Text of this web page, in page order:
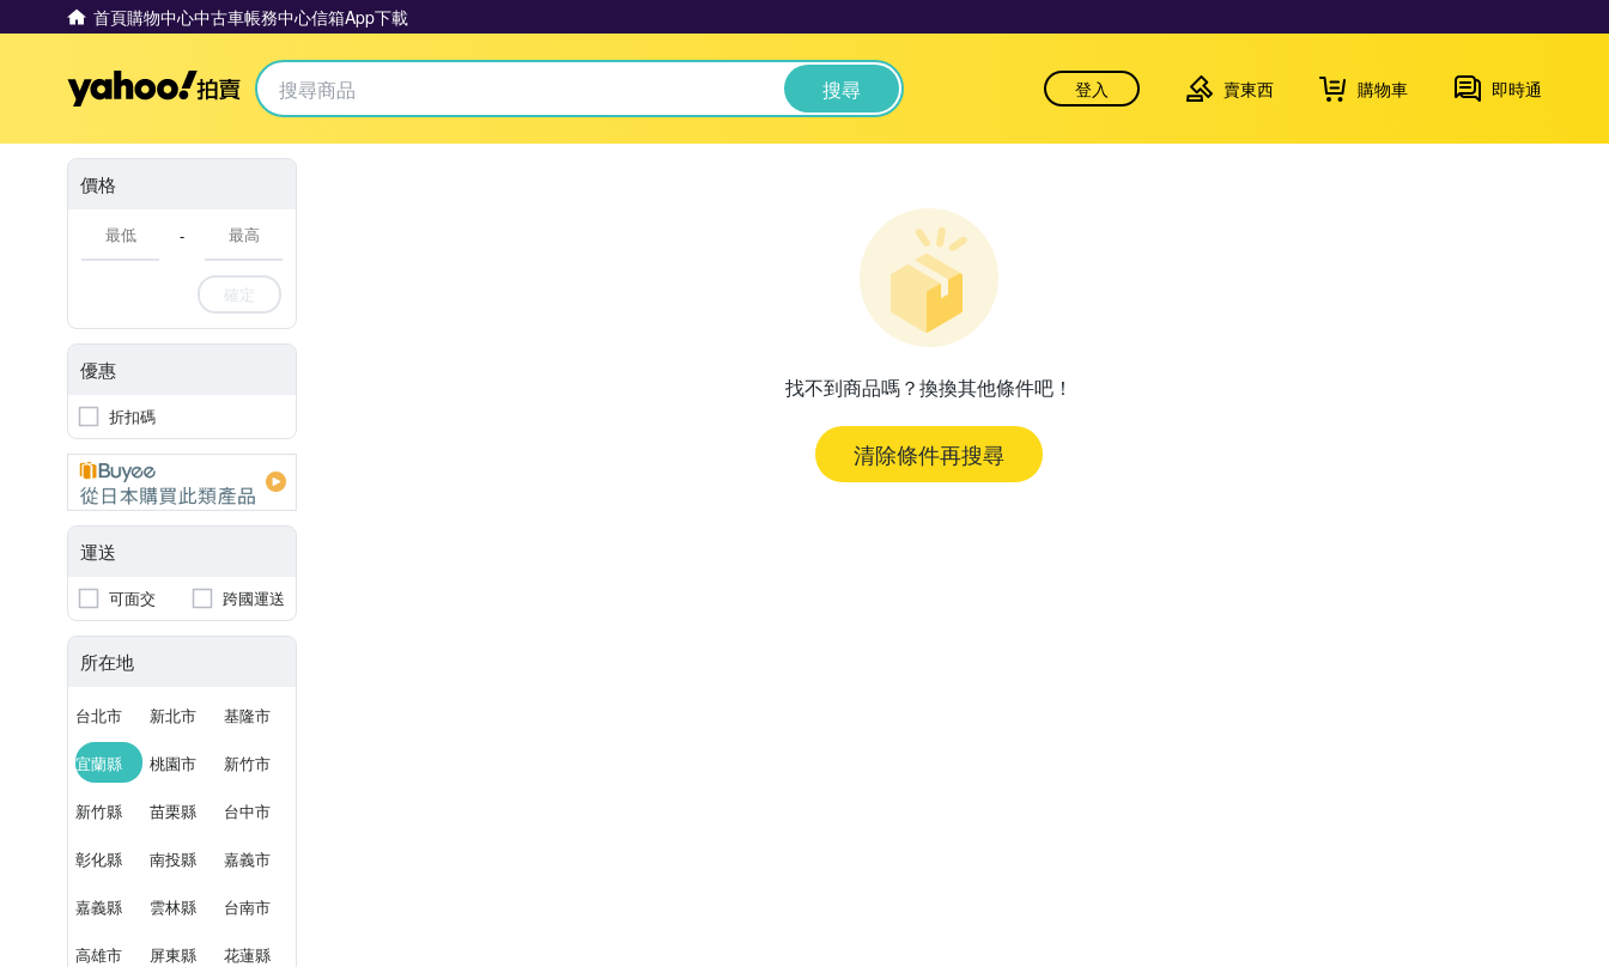
首頁購物中心中古車帳務中心信箱App下載
Yahoo拍賣 搜尋 登入 賣東西 購物車 即時通
價格
-
確定
優惠
折扣碼
運送
可面交 跨國運送
所在地
台北市 新北市 基隆市
宜蘭縣 桃園市 新竹市
新竹縣 苗栗縣 台中市
彰化縣 南投縣 嘉義市
嘉義縣 雲林縣 台南市
高雄市 屏東縣 花蓮縣
找不到商品嗎？換換其他條件吧！
清除條件再搜尋